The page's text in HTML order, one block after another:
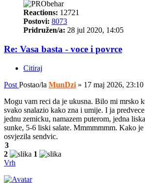
Reactions: 12721
Postovi: 8073
Pridružen/a: 28 jul 2020, 14:05
Re: Vasa basta - voce i povrce
Citiraj
Post Postao/la MunDzi » 17 maj 2026, 23:10
Mogu vam reci da je ukusna. Bilo mi mrsko
svako snalazio kako zna i umije. I ja
jednu zemicku, namazem puterom, jedna
sunke, 5-6 liski salate. Mmmmmmm. Kako
osvjezila sendvic.
3
2
1
Vrh